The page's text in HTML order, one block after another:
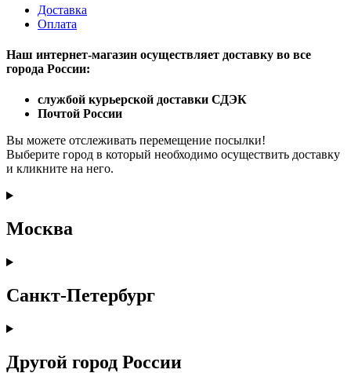
Доставка
Оплата
Наш интернет-магазин осуществляет доставку во все
города России:
службой курьерской доставки СДЭК
Почтой России
Вы можете отслеживать перемещение посылки!
Выберите город в который необходимо осуществить доставку
и кликните на него.
Москва
Санкт-Петербург
Другой город России